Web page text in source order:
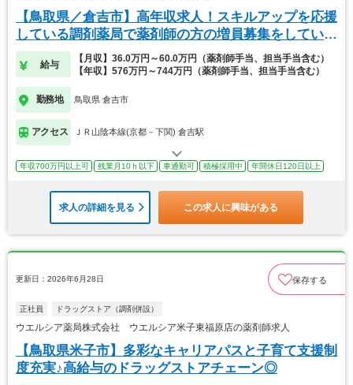
【鳥取県／倉吉市】高年収求人！スキルアップを応援
している調剤薬局で薬剤師の方の増員募集をしていま
す！
給与
【月収】36.0万円～60.0万円（薬剤師手当、担当手当含む）
【年収】576万円～744万円（薬剤師手当、担当手当含む）
勤務地 鳥取県 倉吉市
アクセス ＪＲ山陰本線(京都－下関) 倉吉駅
年収700万円以上可 残業月10ｈ以下 車通勤可 積極採用中 年間休日120日以上
求人の詳細を見る この求人に興味がある
更新日：2026年6月28日 保存する
正社員 ドラッグストア（調剤併設）
ウエルシア薬局株式会社 ウエルシア米子東福原店の薬剤師求人
【鳥取県米子市】多彩なキャリアパスと子育て支援制
度充実♪高給与のドラッグストアチェーン◎